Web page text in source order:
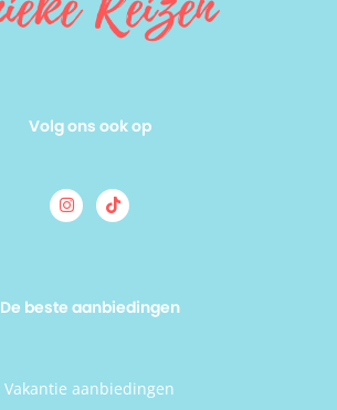
Volg ons ook op
De beste aanbiedingen
Vakantie aanbiedingen